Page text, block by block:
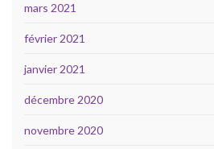
mars 2021
février 2021
janvier 2021
décembre 2020
novembre 2020